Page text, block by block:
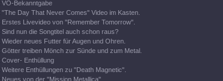
VÖ-Bekanntgabe
"The Day That Never Comes" Video im Kasten.
Erstes Livevideo von "Remember Tomorrow".
Sind nun die Songtitel auch schon raus?
Wieder neues Futter für Augen und Ohren.
Götter treiben Mönch zur Sünde und zum Metal.
Cover- Enthüllung
Weitere Enthüllungen zu "Death Magnetic".
Neues von der "Mission Metallica".